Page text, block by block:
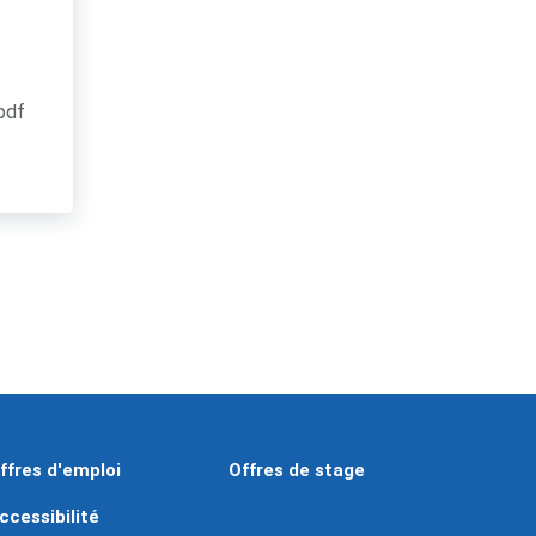
d'emploi Offres de stage